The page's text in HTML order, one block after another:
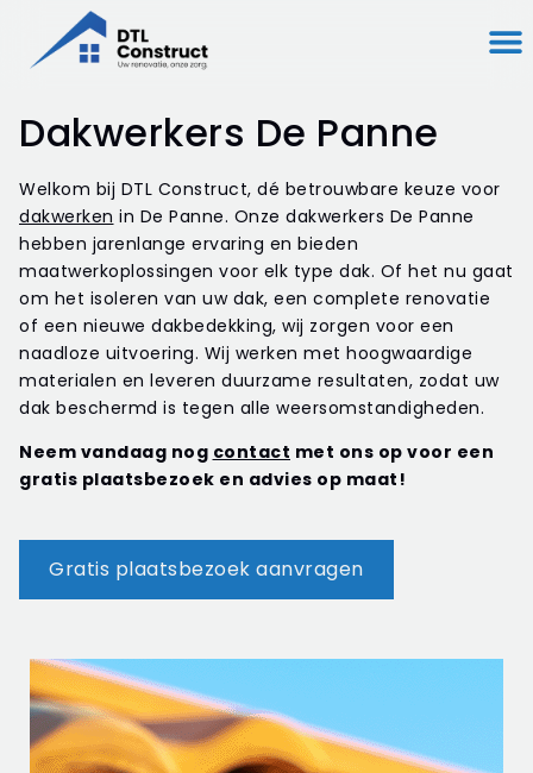
Dakwerkers De Panne
Welkom bij DTL Construct, dé betrouwbare keuze voor
dakwerken in De Panne. Onze dakwerkers De Panne
hebben jarenlange ervaring en bieden
maatwerkoplossingen voor elk type dak. Of het nu gaat
om het isoleren van uw dak, een complete renovatie
of een nieuwe dakbedekking, wij zorgen voor een
naadloze uitvoering. Wij werken met hoogwaardige
materialen en leveren duurzame resultaten, zodat uw
dak beschermd is tegen alle weersomstandigheden.
Neem vandaag nog contact met ons op voor een
gratis plaatsbezoek en advies op maat!
Gratis plaatsbezoek aanvragen